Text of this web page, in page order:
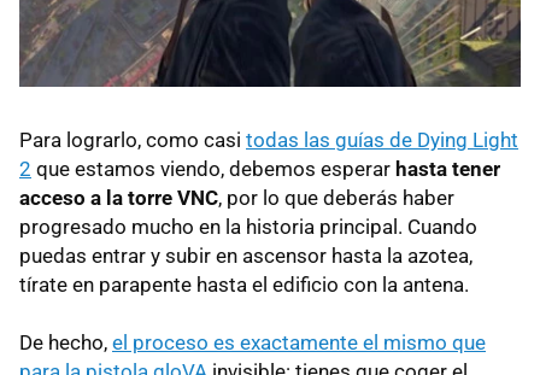
Para lograrlo, como casi todas las guías de Dying Light
2 que estamos viendo, debemos esperar hasta tener
acceso a la torre VNC, por lo que deberás haber
progresado mucho en la historia principal. Cuando
puedas entrar y subir en ascensor hasta la azotea,
tírate en parapente hasta el edificio con la antena.
De hecho, el proceso es exactamente el mismo que